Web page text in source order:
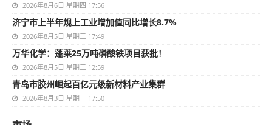
2026年8月6日 星期四 17:56
济宁市上半年规上工业增加值同比增长8.7%
2026年8月5日 星期三 17:49
万华化学：蓬莱25万吨磷酸铁项目获批！
2026年8月5日 星期三 12:59
青岛市胶州崛起百亿元级新材料产业集群
2026年8月3日 星期一 17:50